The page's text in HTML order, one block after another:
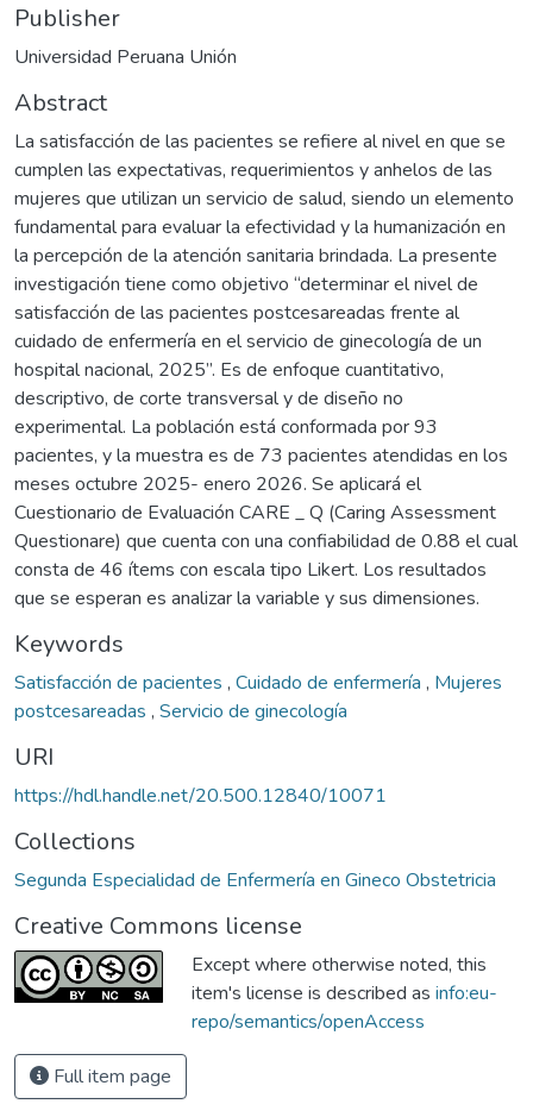
Publisher
Universidad Peruana Unión
Abstract
La satisfacción de las pacientes se refiere al nivel en que se
cumplen las expectativas, requerimientos y anhelos de las
mujeres que utilizan un servicio de salud, siendo un elemento
fundamental para evaluar la efectividad y la humanización en
la percepción de la atención sanitaria brindada. La presente
investigación tiene como objetivo “determinar el nivel de
satisfacción de las pacientes postcesareadas frente al
cuidado de enfermería en el servicio de ginecología de un
hospital nacional, 2025”. Es de enfoque cuantitativo,
descriptivo, de corte transversal y de diseño no
experimental. La población está conformada por 93
pacientes, y la muestra es de 73 pacientes atendidas en los
meses octubre 2025- enero 2026. Se aplicará el
Cuestionario de Evaluación CARE _ Q (Caring Assessment
Questionare) que cuenta con una confiabilidad de 0.88 el cual
consta de 46 ítems con escala tipo Likert. Los resultados
que se esperan es analizar la variable y sus dimensiones.
Keywords
Satisfacción de pacientes , Cuidado de enfermería , Mujeres
postcesareadas , Servicio de ginecología
URI
https://hdl.handle.net/20.500.12840/10071
Collections
Segunda Especialidad de Enfermería en Gineco Obstetricia
Creative Commons license
Except where otherwise noted, this
item's license is described as info:eu-
repo/semantics/openAccess
Full item page